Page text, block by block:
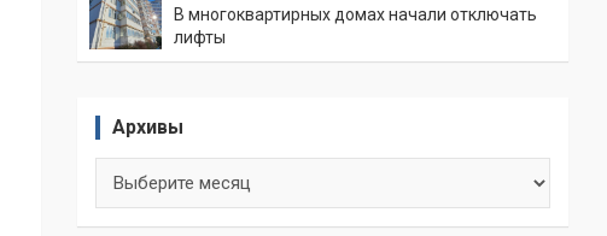
В многоквартирных домах начали отключать
лифты
Архивы